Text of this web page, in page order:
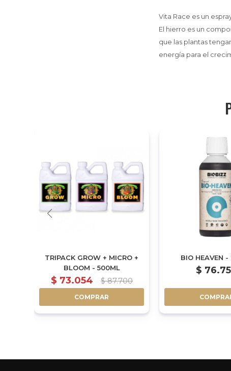
Vita Race es un
El hierro es un
que las plantas
energía para el
TRIPACK GROW + MICRO +
BLOOM - 500ML
$ 73.054 $ 87.700
COMPRAR
BIO HEAVEN
$